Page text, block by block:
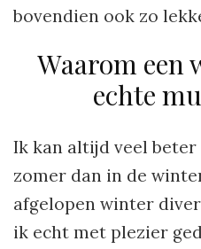
bovendien ook zo
Waarom een
echte
Ik kan altijd veel
zomer dan in de
afgelopen winter
ik echt met plezier